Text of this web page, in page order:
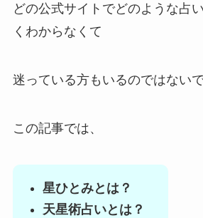
どの公式サイトでどのような占
くわからなくて
迷っている方もいるのではない
この記事では、
星ひとみとは？
天星術占いとは？